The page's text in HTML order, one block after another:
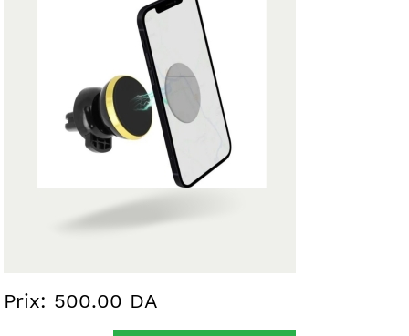
Prix: 500.00 DA